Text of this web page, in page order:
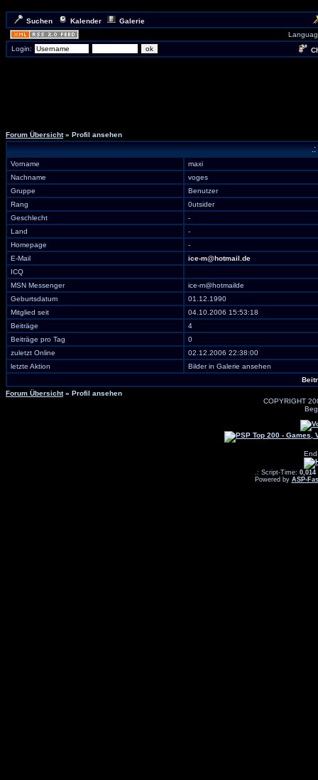
Suchen Kalender
Galerie
Login:
Forum Übersicht» Profil ansehen
.:
Vorname
maxi
Nachname
voges
Gruppe
Benutzer
Rang
0utsider
Geschlecht
-
Land
-
Homepage
-
E-Mail
ice-m@hotmail.de
ICQ
MSN Messenger
ice-m@hotmailde
Geburtsdatum
01.12.1990
Mitglied seit
04.10.2006 15:53:18
Beiträge
4
Beiträge pro Tag
0
zuletzt Online
02.12.2006 22:38:00
letzte Aktion
Bilder in Galerie ansehen
Forum Übersicht» Profil ansehen
COPYRIGHT
.: Script-Time: 0,014
Powered by ASP-